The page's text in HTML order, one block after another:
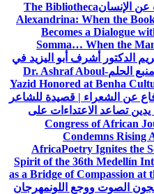
الإنسانThe Bibliotheca
Alexandrina: When the
Becomes a Dialogue
Somma… When the
الدكتور أشرف أبو اليزيد في
الحلمDr. Ashraf Aboul-
Yazid Honored at Benha
عن الشعراء | قصيدة للشاعر
تصاعد الاعتداءات على
Congress of African
Condemns Rising
AfricaPoetry Ignites the
Spirit of the 36th Medellín
as a Bridge of Compassion
الصوت ووجع اللونمهرجان